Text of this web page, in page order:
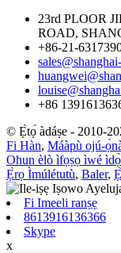
23rd PLOOR
ROAD,
+86-21-
+86
© Ẹ̀tọ́ àdáṣe - 2010-
Fi Hàn, Máàpù ojú-
Ohun èlò ìfọṣọ ìwé
Ẹ̀rọ Ìmúlétutù, Baler,
Fi Imeeli ranṣẹ
8613916136366
Skype
x